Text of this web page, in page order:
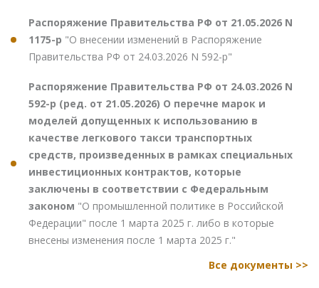
Распоряжение Правительства РФ от 21.05.2026 N
1175-р "О внесении изменений в Распоряжение
Правительства РФ от 24.03.2026 N 592-р"
Распоряжение Правительства РФ от 24.03.2026 N
592-р (ред. от 21.05.2026) О перечне марок и
моделей допущенных к использованию в
качестве легкового такси транспортных
средств, произведенных в рамках специальных
инвестиционных контрактов, которые
заключены в соответствии с Федеральным
законом "О промышленной политике в Российской
Федерации" после 1 марта 2025 г. либо в которые
внесены изменения после 1 марта 2025 г."
Все документы >>